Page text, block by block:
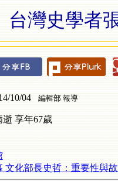
台灣史學者
10/04 編輯部 報導
享年67歲
文化部長史哲：重要性與